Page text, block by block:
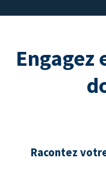
Racontez